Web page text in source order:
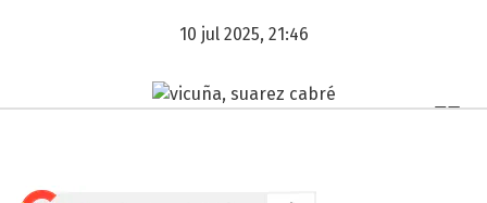
10 jul 2025, 21:46